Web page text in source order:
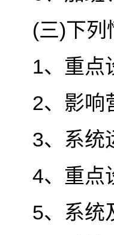
(三)下列
1、重点
2、影响
3、系统
4、重点
5、系统